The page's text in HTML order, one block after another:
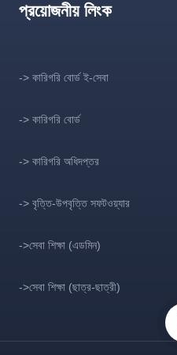
প্রয়োজনীয় লিংক
-> কারিগরি বোর্ড ই-সেবা
-> কারিগরি বোর্ড
-> কারিগরি অধিদপ্তর
-> বৃত্তি-উপবৃত্তি সফটওয়্যার
->সেবা শিক্ষা (এডমিন)
->সেবা শিক্ষা (ছাত্র-ছাত্রী)